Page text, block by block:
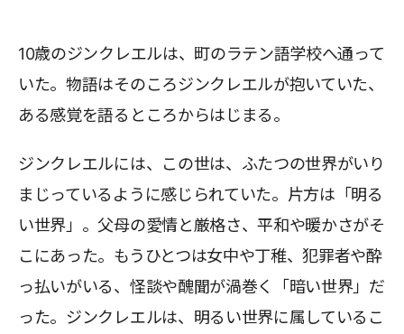
10歳のジンクレエルは、町のラテン語学校へ通って
いた。物語はそのころジンクレエルが抱いていた、
ある感覚を語るところからはじまる。
ジンクレエルには、この世は、ふたつの世界がいり
まじっているように感じられていた。片方は「明る
い世界」。父母の愛情と厳格さ、平和や暖かさがそ
こにあった。もうひとつは女中や丁稚、犯罪者や酔
っ払いがいる、怪談や醜聞が渦巻く「暗い世界」だ
った。ジンクレエルは、明るい世界に属しているこ